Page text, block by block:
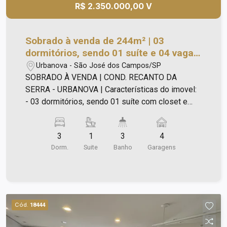
R$ 2.350.000,00 V
Sobrado à venda de 244m² | 03
dormitórios, sendo 01 suíte e 04 vagas
de garagem | Condominio Recanto da
Serra - Urbanova | São José dos
Campos |
Urbanova - São José dos Campos/SP
SOBRADO À VENDA | COND. RECANTO DA
SERRA - URBANOVA | Características do imovel:
- 03 dormitórios, sendo 01 suíte com closet e
ambientes; - Sala de TV; - Cozinha com copa; -
Área de lavanderia com dispensa; - Área gourmet
com churrasqueira flutuante (c/ exaustor); -
iluminação e paisagismo; - garagem para 04
carros, sendo 02 cobertas; - preparação para
carro elétrico; - ar condicionado nas salas e suíte;
3
Dorm.
1
Suite
3
Banho
4
Garagens
Cód. 18444